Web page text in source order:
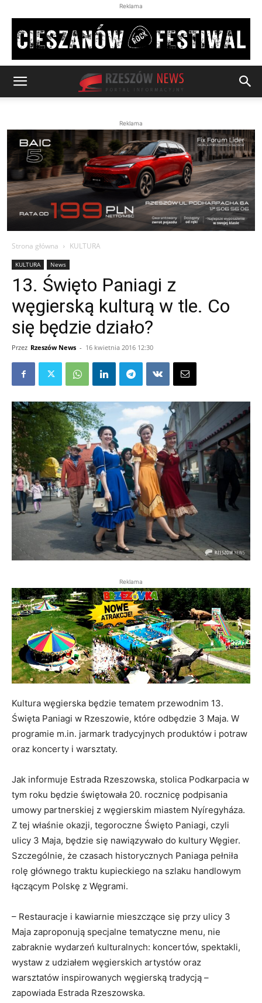
Reklama
Reklama
Strona główna KULTURA
KULTURA News
13. Święto Paniagi z
węgierską kulturą w tle. Co
się będzie działo?
Przez Rzeszów News - 16 kwietnia 2016 12:30
Reklama
Kultura węgierska będzie tematem przewodnim 13.
Święta Paniagi w Rzeszowie, które odbędzie 3 Maja. W
programie m.in. jarmark tradycyjnych produktów i potraw
oraz koncerty i warsztaty.
Jak informuje Estrada Rzeszowska, stolica Podkarpacia w
tym roku będzie świętowała 20. rocznicę podpisania
umowy partnerskiej z węgierskim miastem Nyíregyháza.
Z tej właśnie okazji, tegoroczne Święto Paniagi, czyli
ulicy 3 Maja, będzie się nawiązywało do kultury Węgier.
Szczególnie, że czasach historycznych Paniaga pełniła
rolę głównego traktu kupieckiego na szlaku handlowym
łączącym Polskę z Węgrami.
– Restauracje i kawiarnie mieszczące się przy ulicy 3
Maja zaproponują specjalne tematyczne menu, nie
zabraknie wydarzeń kulturalnych: koncertów, spektakli,
wystaw z udziałem węgierskich artystów oraz
warsztatów inspirowanych węgierską tradycją –
zapowiada Estrada Rzeszowska.